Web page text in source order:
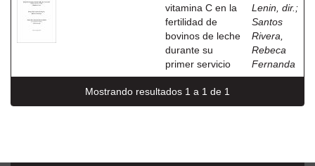
vitamina C en la
fertilidad de
bovinos de leche
durante su
primer servicio
Lenin, dir. ;
Santos
Rivera,
Rebeca
Fernanda
Mostrando resultados 1 a 1 de 1